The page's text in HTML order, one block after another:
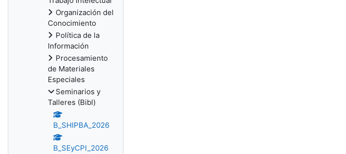
Organización del
Conocimiento
Política de la
Información
Procesamiento
de Materiales
Especiales
Seminarios y
Talleres (Bibl)
B_SHIPBA_2026
B_SEyCPI_2026